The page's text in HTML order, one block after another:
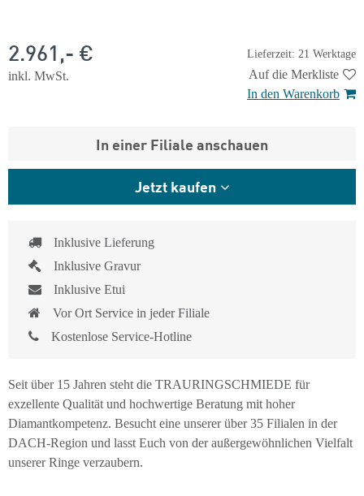
Lieferzeit: 21 Werktage
2.961,- €
inkl. MwSt.
Auf die Merkliste
In den Warenkorb
In einer Filiale anschauen
Jetzt kaufen
Inklusive Lieferung
Inklusive Gravur
Inklusive Etui
Vor Ort Service in jeder Filiale
Kostenlose Service-Hotline
Seit über 15 Jahren steht die TRAURINGSCHMIEDE für
exzellente Qualität und hochwertige Beratung mit hoher
Diamantkompetenz. Besucht eine unserer über 35 Filialen in der
DACH-Region und lasst Euch von der außergewöhnlichen Vielfalt
unserer Ringe verzaubern.